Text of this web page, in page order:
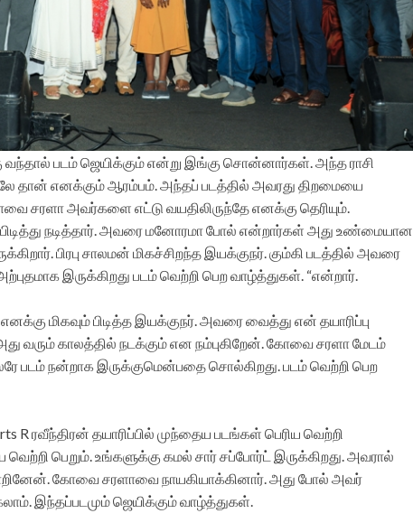
வந்தால் படம் ஜெயிக்கும் என்று இங்கு சொன்னார்கள். அந்த ராசி
தான் எனக்கும் ஆரம்பம். அந்தப் படத்தில் அவரது திறமையை
சரளா அவர்களை எட்டு வயதிலிருந்தே எனக்கு தெரியும்.
நடித்தார். அவரை மனோரமா போல் என்றார்கள் அது உண்மையான
பிரபு சாலமன் மிகச்சிறந்த இயக்குநர். கும்கி படத்தில் அவரை
இருக்கிறது படம் வெற்றி பெற வாழ்த்துகள். “என்றார்.
மிகவும் பிடித்த இயக்குநர். அவரை வைத்து என் தயாரிப்பு
வரும் காலத்தில் நடக்கும் என நம்புகிறேன். கோவை சரளா மேடம்
படம் நன்றாக இருக்குமென்பதை சொல்கிறது. படம் வெற்றி பெற
R ரவீந்திரன் தயாரிப்பில் முந்தைய படங்கள் பெரிய வெற்றி
பெறும். உங்களுக்கு கமல் சார் சப்போர்ட் இருக்கிறது. அவரால்
கோவை சரளாவை நாயகியாக்கினார். அது போல் அவர்
இந்தப்படமும் ஜெயிக்கும் வாழ்த்துகள்.